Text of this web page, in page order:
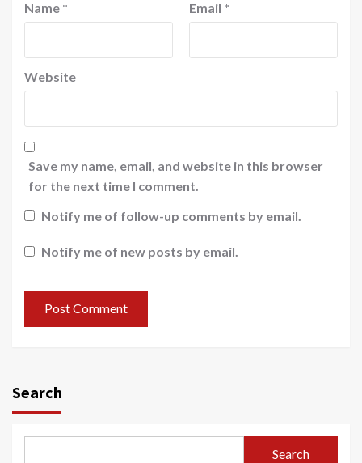
Name * Email *
Website
Save my name, email, and website in this browser
for the next time I comment.
Notify me of follow-up comments by email.
Notify me of new posts by email.
Search
Search